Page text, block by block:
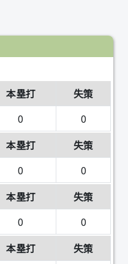
本塁打 失策
0
0
本塁打 失策
0
0
本塁打 失策
0
0
本塁打 失策